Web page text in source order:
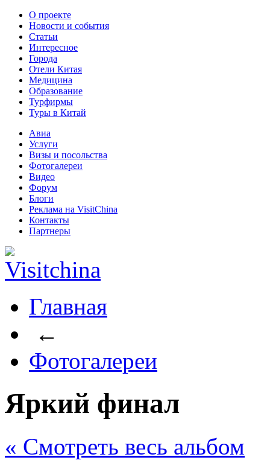
О проекте
Новости и события
Статьи
Интересное
Города
Отели Китая
Медицина
Образование
Турфирмы
Туры в Китай
Авиа
Услуги
Визы и посольства
Фотогалереи
Видео
Форум
Блоги
Реклама на VisitChina
Контакты
Партнеры
Главная
←
Фотогалереи
Яркий финал
« Cмотреть весь альбом